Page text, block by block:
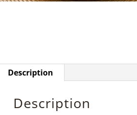
Description
Description